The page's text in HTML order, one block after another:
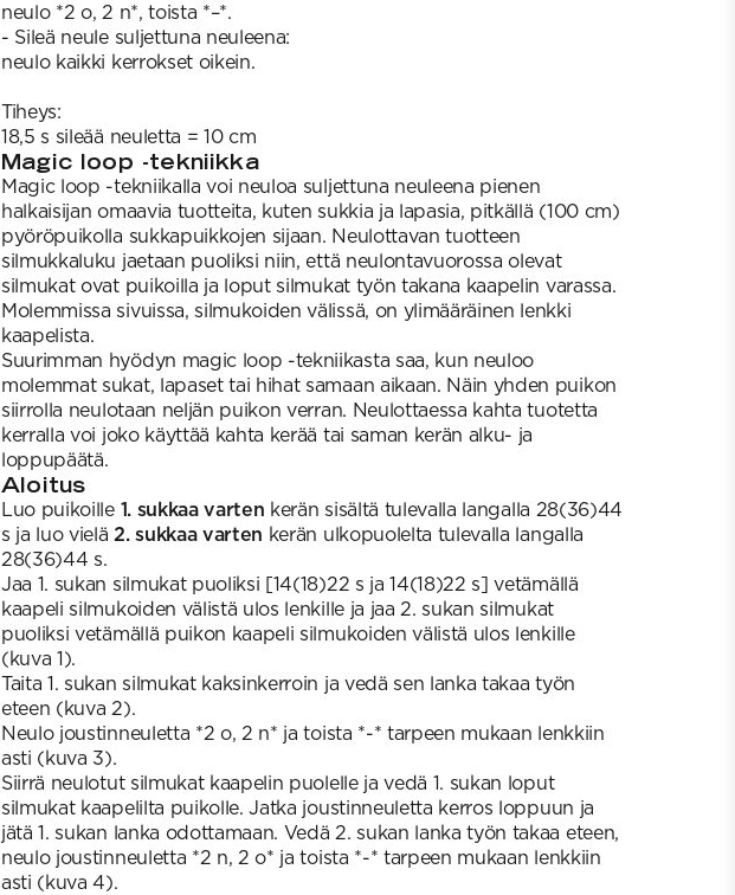
neulo *2 o, 2 n*, toista *–*.
- Sileä neule suljettuna neuleena:
neulo kaikki kerrokset oikein.
Tiheys:
18,5 s sileää neuletta = 10 cm
Magic loop -tekniikka
Magic loop -tekniikalla voi neuloa suljettuna neuleena pienen
halkaisijan omaavia tuotteita, kuten sukkia ja lapasia, pitkällä (100 cm)
pyöröpuikolla sukkapuikkojen sijaan. Neulottavan tuotteen
silmukkaluku jaetaan puoliksi niin, että neulontavuorossa olevat
silmukat ovat puikoilla ja loput silmukat työn takana kaapelin varassa.
Molemmissa sivuissa, silmukoiden välissä, on ylimääräinen lenkki
kaapelista.
Suurimman hyödyn magic loop -tekniikasta saa, kun neuloo
molemmat sukat, lapaset tai hihat samaan aikaan. Näin yhden puikon
siirrolla neulotaan neljän puikon verran. Neulottaessa kahta tuotetta
kerralla voi joko käyttää kahta kerää tai saman kerän alku- ja
loppupäätä.
Aloitus
Luo puikoille 1. sukkaa varten kerän sisältä tulevalla langalla 28(36)44
s ja luo vielä2. sukkaa varten kerän ulkopuolelta tulevalla langalla
28(36)44 s.
Jaa 1. sukan silmukat puoliksi [14(18)22 s ja 14(18)22 s] vetämällä
kaapeli silmukoiden välistä ulos lenkille ja jaa 2. sukan silmukat
puoliksi vetämällä puikon kaapeli silmukoiden välistä ulos lenkille
(kuva 1).
Taita 1. sukan silmukat kaksinkerroin ja vedä sen lanka takaa työn
eteen (kuva 2).
Neulo joustinneuletta *2 o, 2 n* ja toista *-* tarpeen mukaan lenkkiin
asti (kuva 3).
Siirrä neulotut silmukat kaapelin puolelle ja vedä 1. sukan loput
silmukat kaapelilta puikolle. Jatka joustinneuletta kerros loppuun ja
jätä 1. sukan lanka odottamaan. Vedä 2. sukan lanka työn takaa eteen,
neulo joustinneuletta *2 n, 2 o* ja toista *-* tarpeen mukaan lenkkiin
asti (kuva 4).